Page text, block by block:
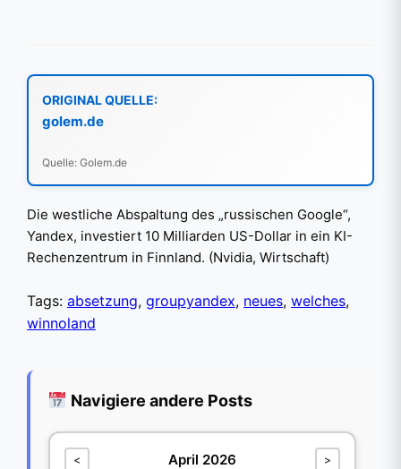
ORIGINAL QUELLE:
golem.de
Quelle: Golem.de
Die westliche Abspaltung des „russischen Google“,
Yandex, investiert 10 Milliarden US-Dollar in ein KI-
Rechenzentrum in Finnland. (Nvidia, Wirtschaft)
Tags: absetzung, groupyandex, neues, welches,
winnoland
Navigiere andere Posts
< April 2026 >